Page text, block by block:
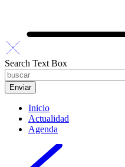
Search Text Box
Inicio
Actualidad
Agenda